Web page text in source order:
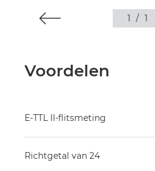
1 / 1
Voordelen
E-TTL II-flitsmeting
Richtgetal van 24